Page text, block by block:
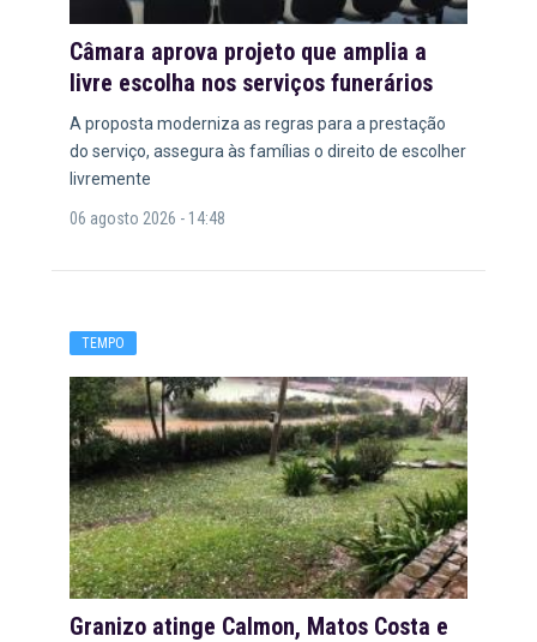
Câmara aprova projeto que amplia a
livre escolha nos serviços funerários
A proposta moderniza as regras para a prestação
do serviço, assegura às famílias o direito de escolher
livremente
06 agosto 2026 - 14:48
TEMPO
Granizo atinge Calmon, Matos Costa e